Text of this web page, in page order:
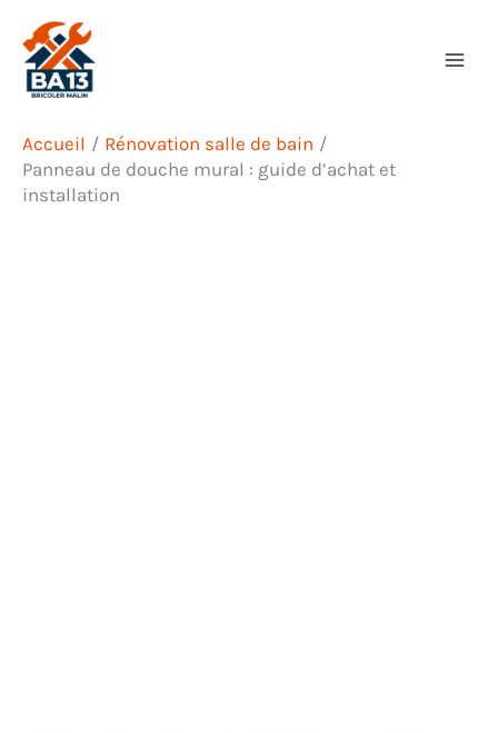
contenu
Accueil
Rénovation salle de bain
Panneau de douche mural : guide d’achat et
installation
Rechercher